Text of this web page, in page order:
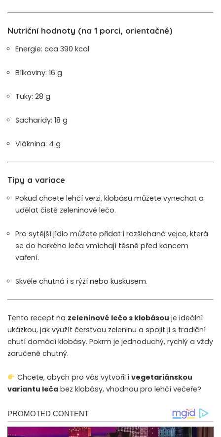
Nutriční hodnoty (na 1 porci, orientačně)
Energie: cca 390 kcal
Bílkoviny: 16 g
Tuky: 28 g
Sacharidy: 18 g
Vláknina: 4 g
Tipy a variace
Pokud chcete lehčí verzi, klobásu můžete vynechat a
udělat čistě zeleninové lečo.
Pro sytější jídlo můžete přidat i rozšlehaná vejce, která
se do horkého leča vmíchají těsně před koncem
vaření.
Skvěle chutná i s rýží nebo kuskusem.
Tento recept na zeleninové lečo s klobásou je ideální
ukázkou, jak využít čerstvou zeleninu a spojit ji s tradiční
chutí domácí klobásy. Pokrm je jednoduchý, rychlý a vždy
zaručeně chutný.
Chcete, abych pro vás vytvořil ivegetariánskou
variantu leča bez klobásy, vhodnou pro lehčí večeře?